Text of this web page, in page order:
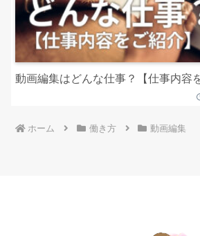
動画編集はどんな仕事？【仕事内容
ホーム 働き方 動画編集